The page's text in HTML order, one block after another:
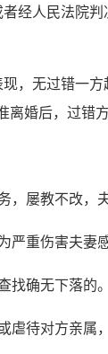
人民法院判
无过错一方
婚后，过错
屡教不改，夫
重伤害夫妻感
确无下落的。
待对方亲属，